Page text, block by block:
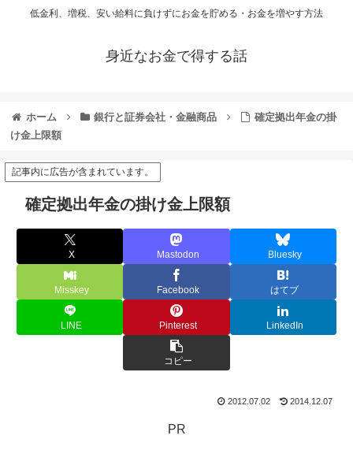
低金利、増税、安い給料に負けずにお金を貯める・お金を増やす方法
身近なお金で得する話
ホーム 銀行と証券会社・金融商品
確定拠出年金の掛
け金上限額
記事内に広告が含まれています。
確定拠出年金の掛け金上限額
X Mastodon Bluesky
Misskey Facebook はてブ
LINE Pinterest LinkedIn
コピー
2012.07.02 2014.12.07
PR